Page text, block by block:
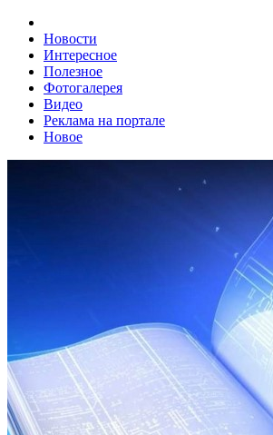
Новости
Интересное
Полезное
Фотогалерея
Видео
Реклама на портале
Новое